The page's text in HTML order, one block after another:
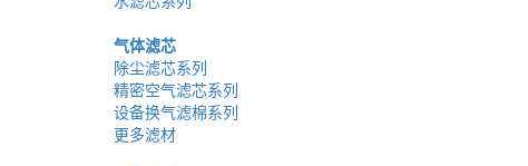
气体滤芯
除尘滤芯系列
精密空气滤芯系列
设备换气滤棉系列
更多滤材